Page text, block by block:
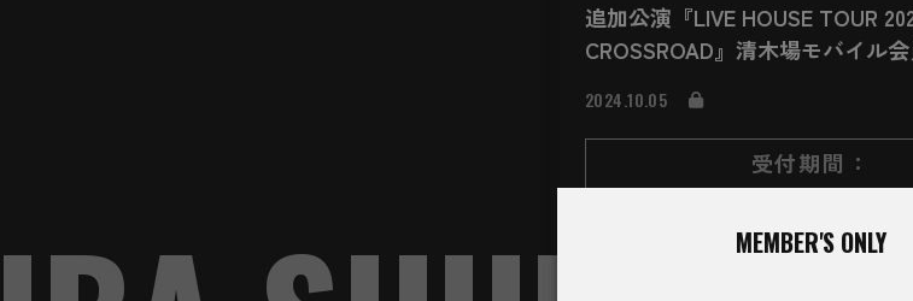
追加公演『LIVE HOUSE TOUR
CROSSROAD』清木場モバイル
2024.10.05
受付期間：
2024/10/05〜2024/
MEMBER'S ONLY